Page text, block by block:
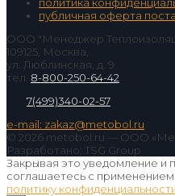
публичная оферта
ООО "Менеджер
109125, Москва,
ул. Люблинская, д. 9
тел. 8-800-250-64-42
7(499)340-02-57
e-mail: zakaz@metobol.ru
© 2026 metobol.ru — ООО
Разработано: TSG Group
Закрывая это уведомление и
соглашаетесь с
политику